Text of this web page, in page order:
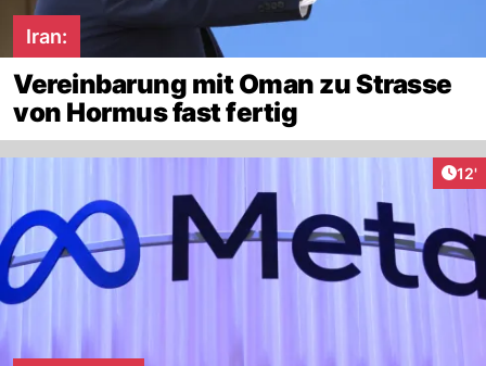
Iran:
Vereinbarung mit Oman zu Strasse
von Hormus fast fertig
12'